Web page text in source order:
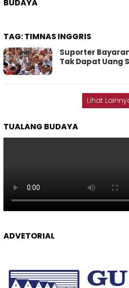
BUDAYA
TAG:TIMNAS INGGRIS
Suporter
Tak Dapat Uang
Lihat
TUALANG BUDAYA
ADVETORIAL